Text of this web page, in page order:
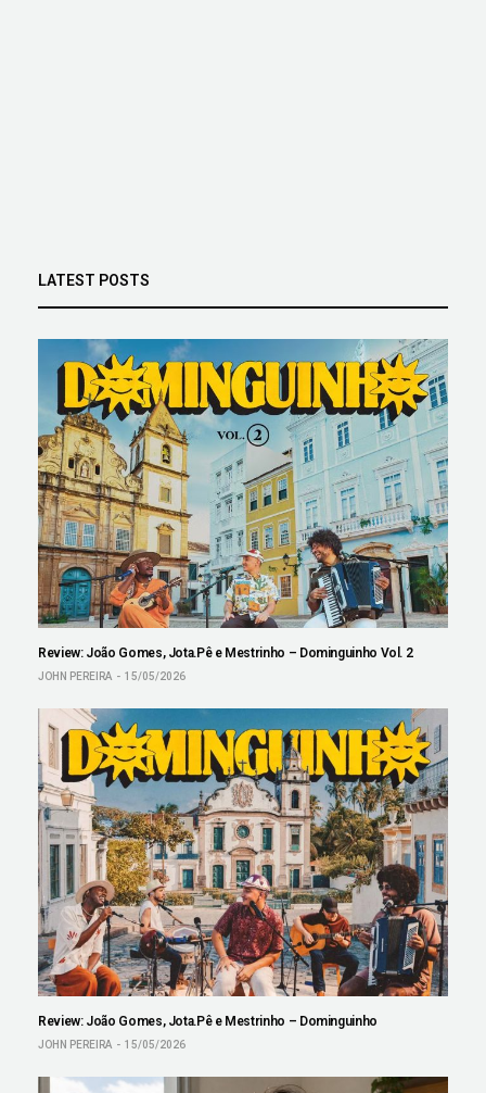
LATEST POSTS
Review: João Gomes, Jota.Pê e Mestrinho – Dominguinho Vol. 2
JOHN PEREIRA 15/05/2026
Review: João Gomes, Jota.Pê e Mestrinho – Dominguinho
JOHN PEREIRA 15/05/2026